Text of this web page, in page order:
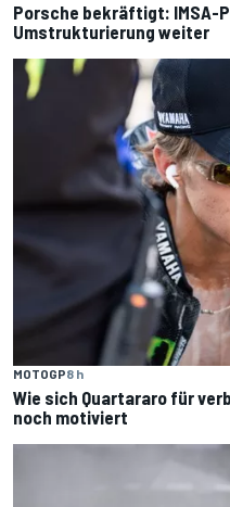
Porsche bekräftigt: IMSA-
Umstrukturierung weiter
MOTOGP8 h
Wie sich Quartararo für
noch motiviert